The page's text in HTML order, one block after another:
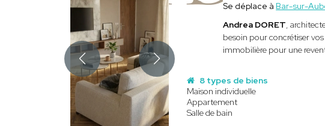
Se déplace à Bar-sur-
Andrea DORET,
besoin pour concrétiser
immobilière pour une
8 types de biens
Maison individuelle
Appartement
Salle de bain